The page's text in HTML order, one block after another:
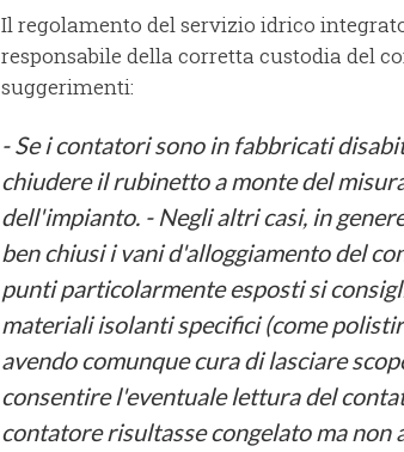
Il regolamento del servizio idrico
responsabile della corretta custodia del
suggerimenti:
- Se i contatori sono in fabbricati
chiudere il rubinetto a monte del
dell'impianto. - Negli altri casi, in
ben chiusi i vani d'alloggiamento del
punti particolarmente esposti si
materiali isolanti specifici (come
avendo comunque cura di lasciare
consentire l'eventuale lettura del
contatore risultasse congelato ma non